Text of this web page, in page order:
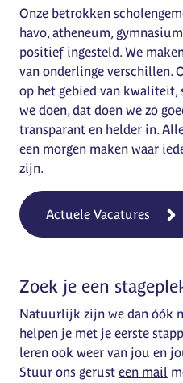
Onze betrokken
havo, atheneum,
positief ingesteld. We
van onderlinge verschillen.
op het gebied van
we doen, dat doen we zo
transparant en helder in.
een morgen maken waar
zijn.
Actuele Vacatures
Zoek je een
Natuurlijk zijn we dan óók
helpen je met je eerste
leren ook weer van jou en
Stuur ons gerust een mail